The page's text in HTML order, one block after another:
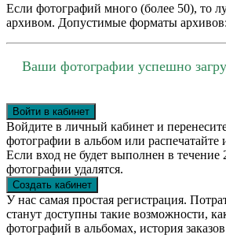
Если фотографий много (более 50), то
архивом. Допустимые форматы архивов:
Ваши фотографии успешно
Войти в кабинет
Войдите в личный кабинет и
фотографии в альбом или распечатайте
Если вход не будет выполнен в течение
фотографии удалятся.
Создать кабинет
У нас самая простая регистрация.
станут доступны такие возможности,
фотографий в альбомах, история